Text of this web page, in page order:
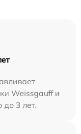
Weissgauff и
до 3 лет.